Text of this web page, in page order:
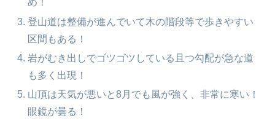
め！
登山道は整備が進んでいて木の階段等で歩きやすい
区間もある！
岩がむき出しでゴツゴツしている且つ勾配が急な道
も多く出現！
山頂は天気が悪いと8月でも風が強く、非常に寒い！
眼鏡が曇る！